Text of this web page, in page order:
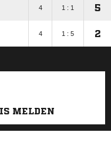
4 1 : 1 5
4 1 : 5 2
MELDEN